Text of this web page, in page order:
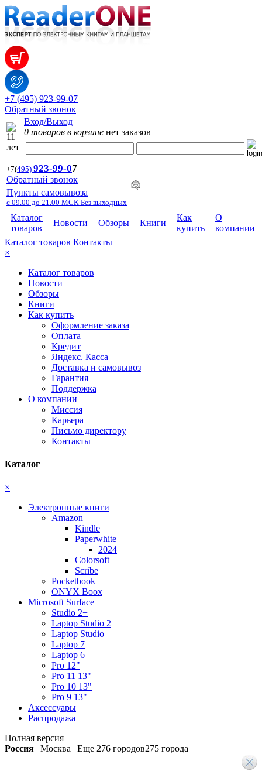
+7 (495) 923-99-07
Обратный звонок
Вход/Выход
0 товаров в корзине нет заказов
+7(495) 923-99-07
Обратный звонок
Пункты самовывоза
с 09.00 до 21.00 МСК Без выходных
Каталог
товаров
Новости Обзоры Книги
Как
купить
О
компании
Каталог товаров Контакты
×
Каталог товаров
Новости
Обзоры
Книги
Как купить
Оформление заказа
Оплата
Кредит
Яндекс. Касса
Доставка и самовывоз
Гарантия
Поддержка
О компании
Миссия
Карьера
Письмо директору
Контакты
Каталог
×
Электронные книги
Amazon
Kindle
Paperwhite
2024
Colorsoft
Scribe
Pocketbook
ONYX Boox
Microsoft Surface
Studio 2+
Laptop Studio 2
Laptop Studio
Laptop 7
Laptop 6
Pro 12"
Pro 11 13"
Pro 10 13"
Pro 9 13"
Аксессуары
Распродажа
Полная версия
Россия | Москва | Еще 276 городов275 города